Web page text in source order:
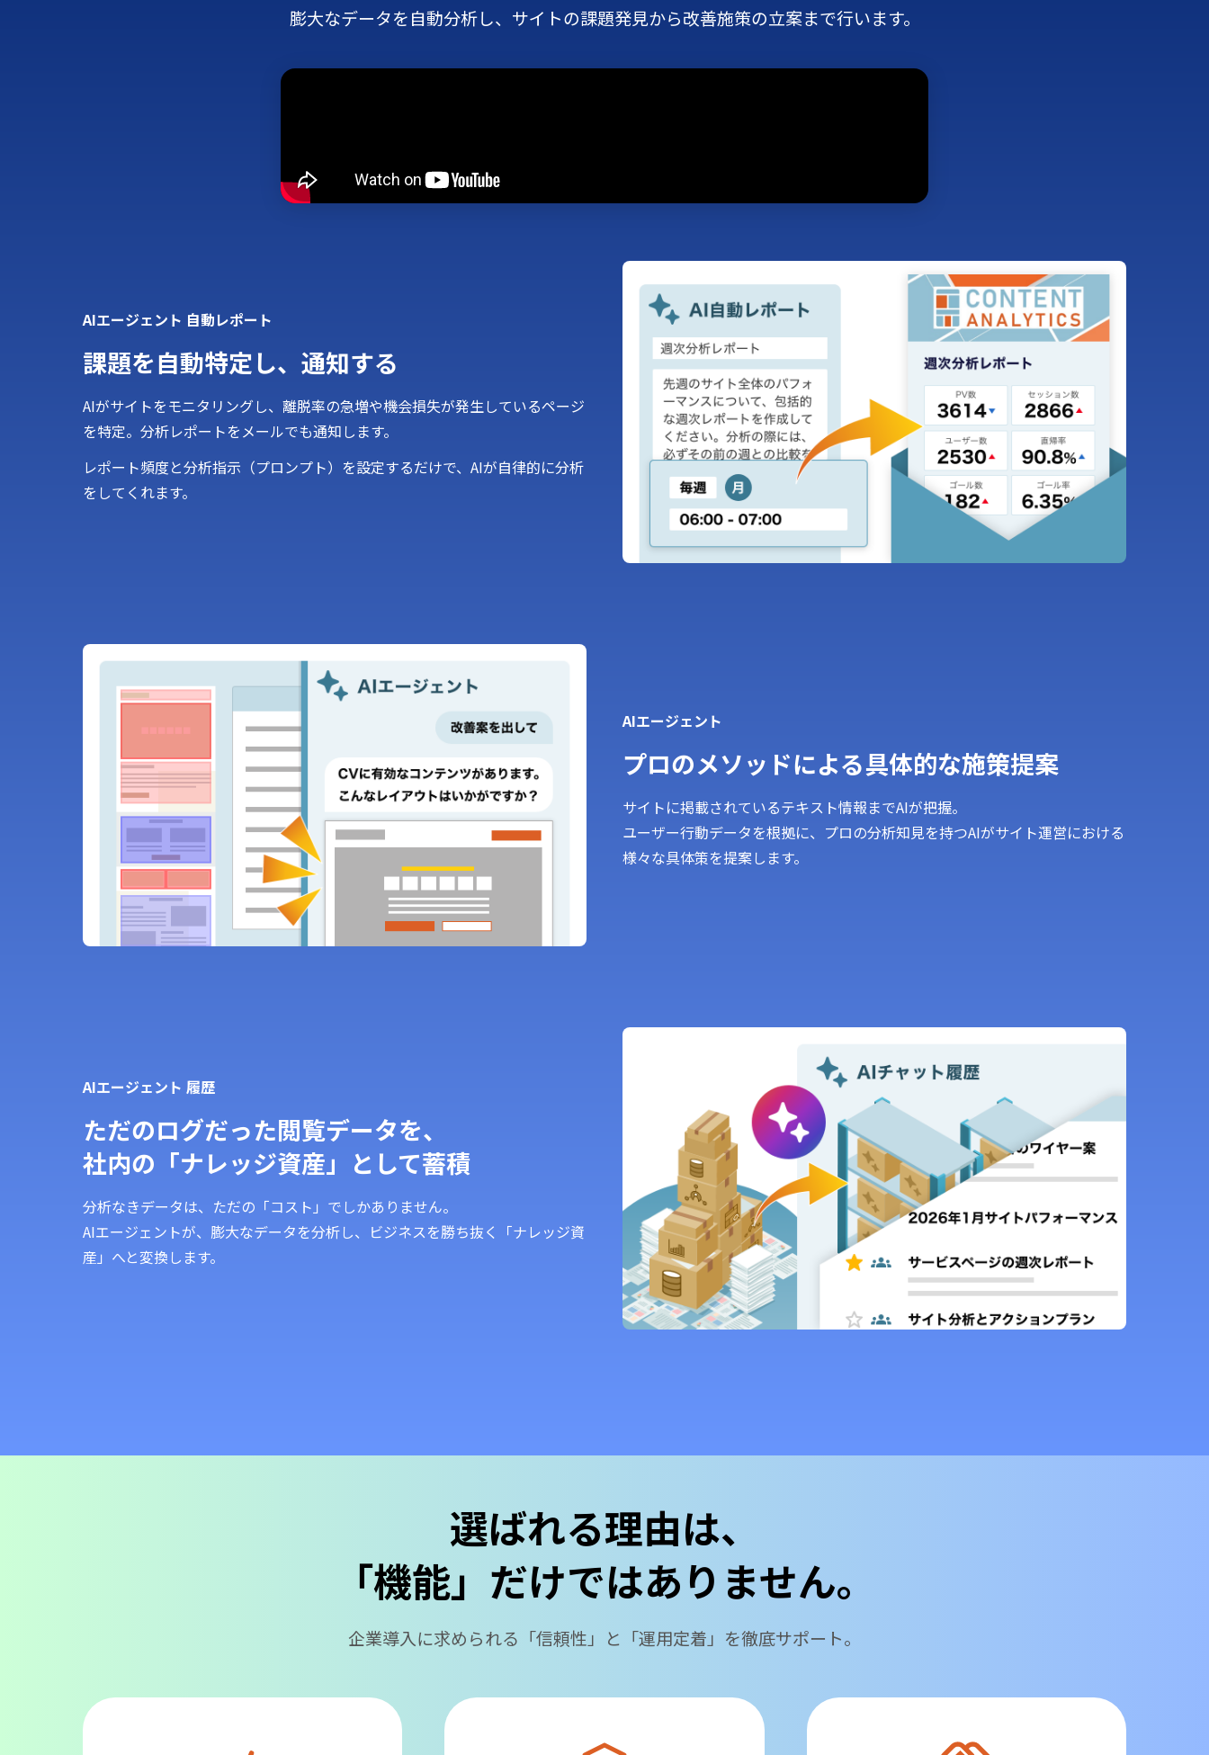
膨大なデータを自動分析し、 サイトの課題発見から改善施策の立案まで行います。
AIエージェント 自動レポート
課題を自動特定し、通知する
AIがサイトをモニタリングし、離脱率の急増や機会損失が発生しているページ
を特定。分析レポートをメールでも通知します。
レポート頻度と分析指示（プロンプト）を設定するだけで、AIが自律的に分析
をしてくれます。
AIエージェント
プロのメソッドによる具体的な施策提案
サイトに掲載されているテキスト情報までAIが把握。
ユーザー行動データを根拠に、プロの分析知見を持つAIがサイト運営における
様々な具体策を提案します。
AIエージェント 履歴
ただのログだった閲覧データを、
社内の「ナレッジ資産」として蓄積
分析なきデータは、ただの「コスト」でしかありません。
AIエージェントが、膨大なデータを分析し、ビジネスを勝ち抜く「ナレッジ資
産」へと変換します。
選ばれる理由は、
「機能」だけではありません。
企業導入に求められる「信頼性」と「運用定着」を徹底サポート。